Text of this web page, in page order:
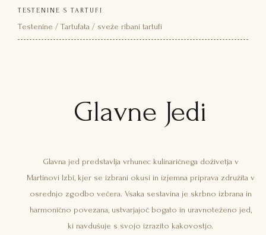
TESTENINE S TARTUFI
Testenine / Tartufata / sveže ribani tartufi
Glavne Jedi
Glavna jed predstavlja vrhunec kulinaričnega doživetja v
Martinovi Izbi, kjer se izbrani okusi in izjemna priprava združita v
osrednjo zgodbo večera. Vsaka sestavina je skrbno izbrana in
harmonično povezana, ustvarjajoč bogato in uravnoteženo jed,
ki navdušuje s svojo izrazito kakovostjo.